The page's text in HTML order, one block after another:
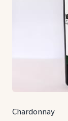
Chardonnay